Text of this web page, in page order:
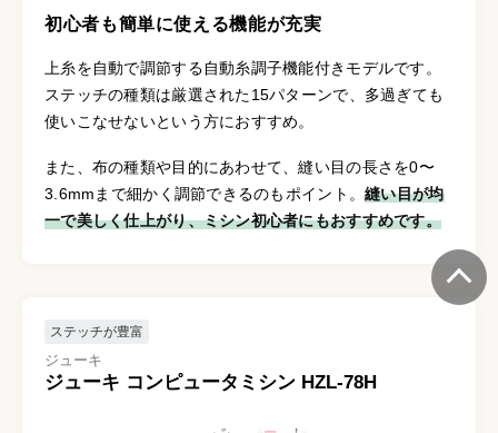
初心者も簡単に使える機能が充実
上糸を自動で調節する自動糸調子機能付きモデルです。
ステッチの種類は厳選された15パターンで、多過ぎても
使いこなせないという方におすすめ。
また、布の種類や目的にあわせて、縫い目の長さを0〜
3.6mmまで細かく調節できるのもポイント。縫い目が均
一で美しく仕上がり、ミシン初心者にもおすすめです。
ステッチが豊富
ジューキ
ジューキ コンピュータミシン HZL-78H